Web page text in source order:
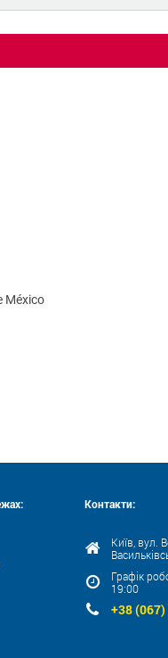
México
Контакти:
Київ, вул.
Графік
19:00
+38